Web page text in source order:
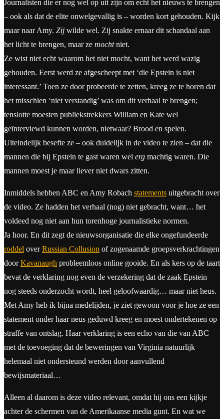
Journalisten die er nog wel op uit zijn om echt het nieuws te brengen
– ook als dat de elite onwelgevallig is – worden kort gehouden. Kijk
maar naar Amy. Zij wilde wel. Zij snakte ernaar dit schandaal aan
het licht te brengen, maar ze mochtniet.
Ze wist niet echt waarom het niet mocht, want het werd wazig
gehouden. Eerst werd ze afgescheept met ‘die Epstein is niet
interessant.’ Toen ze door probeerde te zetten, kreeg ze te horen dat
het misschien ‘niet verstandig’ was om dit verhaal te brengen;
tenslotte moesten publiekstrekkers William en Kate wel
geïnterviewd kunnen worden, nietwaar? Brood en spelen.
Uiteindelijk besefte ze – ook duidelijk in de video te zien – dat die
mannen die bij Epstein te gast waren wel erg machtig waren. Die
mannen moest je maar liever niet dwars zitten.
Inmiddels hebben ABC en Amy Robach statements uitgebracht over
de video. Ze hadden het verhaal (nog) niet gebracht, want… het
voldeed nog niet aan hun torenhoge journalistieke normen.
Ja hoor. En dit zegt de nieuwsorganisatie die elke ongefundeerde
roddel overRussian Collusion of zogenaamde groepsverkrachtingen
doorKavanaugh probleemloos online gooide. En als kers op de taart
bevat de verklaring nog even de verzekering dat de zaak Epstein
nog steeds onderzocht wordt, heel geloofwaardig… maar niet heus.
Met Amy heb ik bijna medelijden, je ziet gewoon voor je hoe ze een
statement onder haar neus geduwd kreeg en moest ondertekenen op
straffe van ontslag. Haar verklaring is een echo van die van ABC
met de toevoeging dat de beweringen van Virginia natuurlijk
helemaal niet ondersteund werden door aanvullend
bewijsmateriaal…
Alleen al daarom is deze video relevant, omdat hij ons een kijkje
achter de schermen van de Amerikaanse media gunt. En wat we